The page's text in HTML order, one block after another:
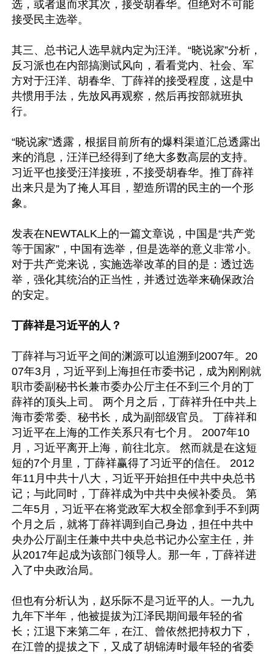
选，或者退而求其次，接受胡春华。但绝对不可能
接受民主选举。
其三、总书记人选早就内定为汪洋。“晓说家”分析，
反习派也在内部搞测试风向，看看党内、社会、军
方对于汪洋、胡春华、丁薛祥的接受程度，这是中
共惯用手法，先放风再观察，然后再按部就班执
行。
“晓说家”透露，根据目前所有的爆料渠道汇总透露出
来的消息，汪洋已经得到了绝大多数高层的支持。
习近平也接受汪洋接班，不接受胡春华。推丁薛祥
出来只是为了掩人耳目，塑造所谓的民主的一个形
象。
发表在NEWTALK上的一篇文章说，中国是“共产党
等于国家”，中国有选举，但是选举的意义非常小。
对于共产党来说，实施选举改革的目的是：透过选
举，强化其统治的正当性，并透过选举来确保政治
的安定。
丁薛祥是习近平的人？
丁薛祥与习近平之间的渊源可以追溯到2007年。20
07年3月，习近平到上海担任市委书记，成为刚刚就
职市委副秘书长兼市委办公厅主任不到三个月的丁
薛祥的顶头上司。 两个月之后，丁薛祥升任中共上
海市委常委、秘书长，成为副部级官员。 丁薛祥和
习近平在上海的工作关系只有七个月。 2007年10
月，习近平离开上海，前往北京。 然而就是在这短
短的7个月里，丁薛祥赢得了习近平的信任。 2012
年11月中共十八大，习近平开始担任中共中央总书
记；与此同时，丁薛祥成为中共中央候补委员。 第
二年5月，习近平在将党政军大权全部拿到手不到两
个月之后，就将丁薛祥调到自己身边，担任中共中
央办公厅副主任兼中共中央总书记办公室主任，并
从2017年起成为该部门领导人。那一年，丁薛祥进
入了中央政治局。
但也有分析认为，赵乐际不是习近平的人。一九九
九年下半年，他被提拔为江泽民期间最年轻的省
长；江退下来第二年，在江、曾依然把持权力下，
在江曾的提拔之下，又成了胡锦涛时最年轻的省委